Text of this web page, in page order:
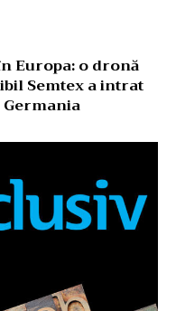
Europa: o dronă
Semtex a intrat